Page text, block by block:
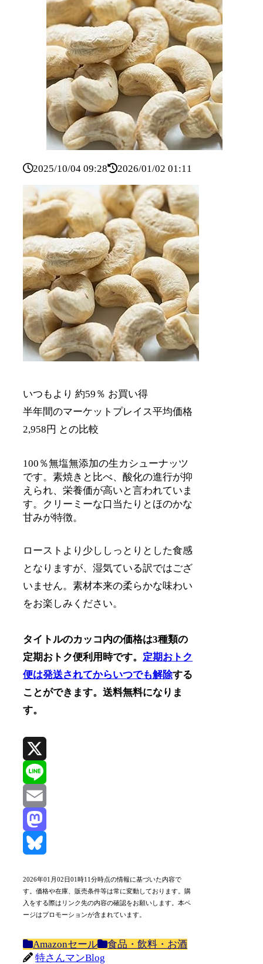
2025/10/04 09:28 2026/01/02 01:11
いつもより 約59％ お買い得
半年間のマーケットプレイス平均価格
2,958円 との比較
100％無塩無添加の生カシューナッツ
です。素焼きと比べ、酸化の進行が抑
えられ、栄養価が高いと言われていま
す。クリーミーな口当たりとほのかな
甘みが特徴。
ローストより少ししっとりとした食感
となりますが、湿気ている訳ではござ
いません。素材本来の柔らかな味わい
をお楽しみください。
タイトルのカッコ内の価格は3種類の
定期おトク便利用時です。 定期おトク
便は発送されてからいつでも解除する
ことができます。送料無料になりま
す。
X
Line
Email
Mastodon
2026年01月02日01時11分時点の情報に基づいた内容で
す。価格や在庫、販売条件等は常に変動しております。購
入をする際はリンク先の内容の確認をお願いします。本ペ
ージはプロモーションが含まれています。
Amazonセール
食品・飲料・お酒
特さんマンBlog